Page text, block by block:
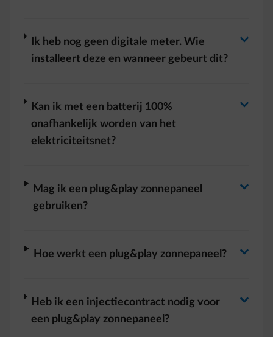
Ik heb nog geen digitale meter. Wie
installeert deze en wanneer gebeurt dit?
arrow-right
Kan ik met een batterij 100%
onafhankelijk worden van het
elektriciteitsnet?
arrow-right
Mag ik een plug&play zonnepaneel
gebruiken?
arrow-right
Hoe werkt een plug&play zonnepaneel? Antwoord wisselen
arrow-right
Heb ik een injectiecontract nodig voor
een plug&play zonnepaneel?
arrow-right